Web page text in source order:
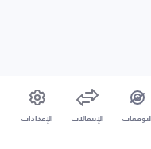
التوقعات الإنتقالات الإعدادات